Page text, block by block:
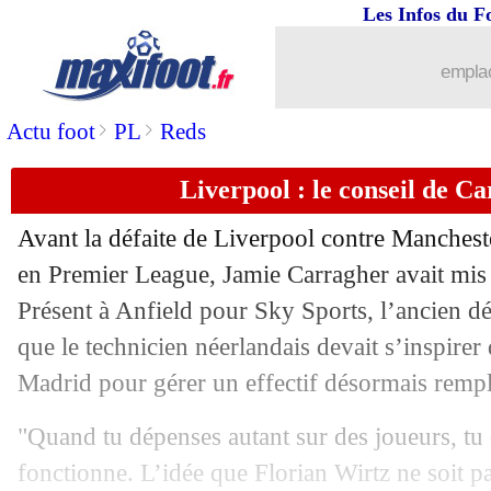
Actu foot> PL > Reds
Les Infos du
Liverpool : le conseil de
Avant la défaite de Liverpool contre
en Premier League, Jamie Carragher avait
Présent à Anfield pour Sky Sports, l’ancien
que le technicien néerlandais devait s’inspirer
Madrid pour gérer un effectif désormais
"Quand tu dépenses autant sur des joueurs,
fonctionne. L’idée que Florian Wirtz ne soit
Liverpool : Rooney préfère Ekitike
20/10 PSG: Chevalier, le rappel de Luis
20/10 Espagne: sélectionneur, Arteta reste
20/10 Juve: trois noms pour l'après-Tudor
20/10 Real : Alexander-Arnold apte contre
20/10 Man City: Guardiola prudent avec
20/10 Man City : Paquetá retenu par West